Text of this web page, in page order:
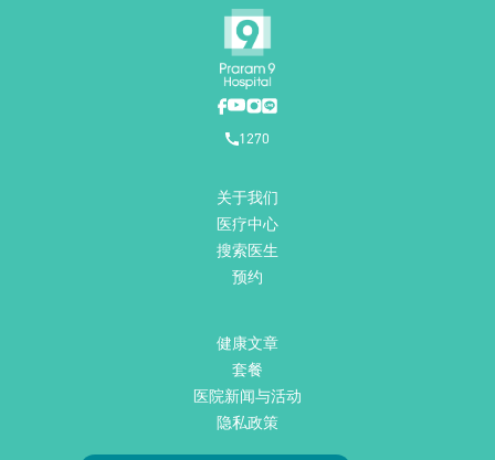
1270
关于我们
医疗中心
搜索医生
预约
健康文章
套餐
医院新闻与活动
隐私政策